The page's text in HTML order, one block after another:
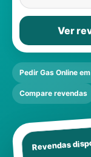
Ver
Pedir Gas Online
Compare revendas
Revendas